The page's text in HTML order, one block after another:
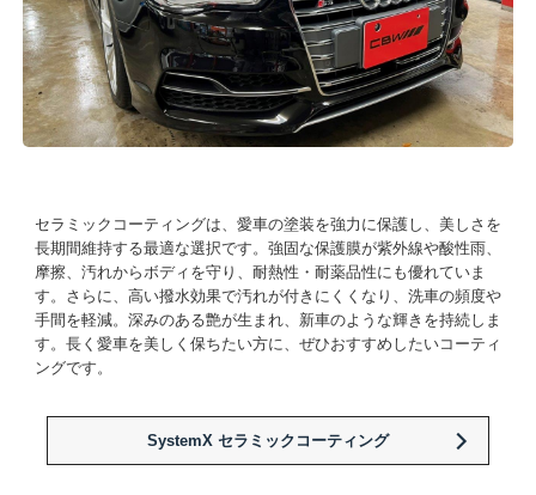
セラミックコーティングは、愛車の塗装を強力に保護し、美しさを
長期間維持する最適な選択です。強固な保護膜が紫外線や酸性雨、
摩擦、汚れからボディを守り、耐熱性・耐薬品性にも優れていま
す。さらに、高い撥水効果で汚れが付きにくくなり、洗車の頻度や
手間を軽減。深みのある艶が生まれ、新車のような輝きを持続しま
す。長く愛車を美しく保ちたい方に、ぜひおすすめしたいコーティ
ングです。
SystemX セラミックコーティング